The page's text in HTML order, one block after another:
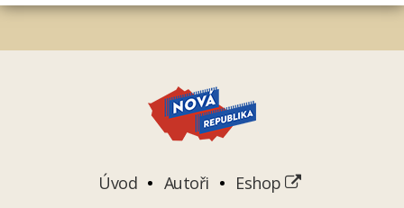
Úvod Autoři Eshop